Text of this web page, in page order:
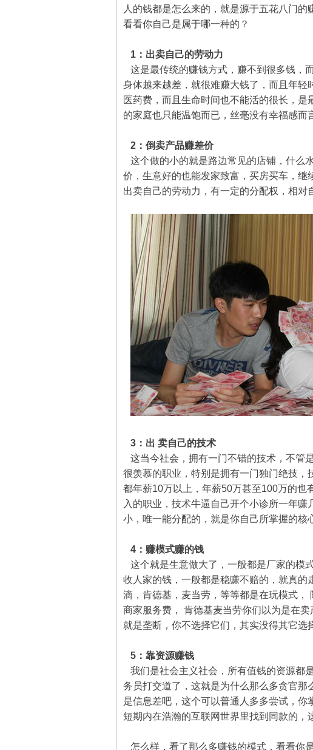
人的钱都是怎么来的，就是源于五花八门的
看看你自己是属于哪一种的？
1：出卖自己的劳动力
这是最传统的赚钱方式，赚不到很多钱，
身体越来越差，就很难赚大钱了，而且年
医药费，而且生命时间也不能活的很长，
的家庭也只能温饱而已，丝毫没有幸福感而
2：倒卖产品赚差价
这个做的小的就是路边常见的店铺，什么
价，生意好的也能发家致富，买房买车，
出卖自己的劳动力，有一定的分配权，相对
3：出 卖自己的技术
这当今社会，拥有一门不错的技术，不管
很羡慕的职业，特别是拥有一门独门绝技
都年薪10万以上，年薪50万甚至100万的也
入的职业，技术牛逼自己开个小诊所一年
小，唯一能分配的，就是你自己所掌握的核
4：赚模式赚的钱
这个就是生意做大了，一般都是厂家的模
收人家的钱，一般都是稳赚不赔的，就真
滴，肯德基，麦当劳，等等都是在玩模式
商家服务费， 肯德基麦当劳你们以为是在
就是垄断，你不选择它们，其实没得其它选
5：靠资源赚钱
我们是社会主义社会，所有值钱的资源都
务员打交道了，这就是为什么那么多贪官
是信息差吧，这个可以普通人多多尝试，
短期内在浩瀚的互联网世界里找到同款的，
怎么样，看了那么多赚钱的模式，看看你